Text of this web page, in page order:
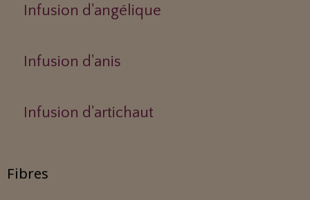
Infusion d'angélique
Infusion d'anis
Infusion d'artichaut
Fibres